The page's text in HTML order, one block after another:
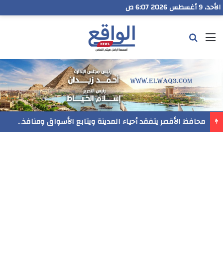
الأحد، 9 أغسطس 2026 6:07 ص
القائمة
محافظ الأقصر يتفقد أحياء المدينة ويتابع الأسواق ومنافذ بيع السلع والخدمات المقدمة للمواطنين